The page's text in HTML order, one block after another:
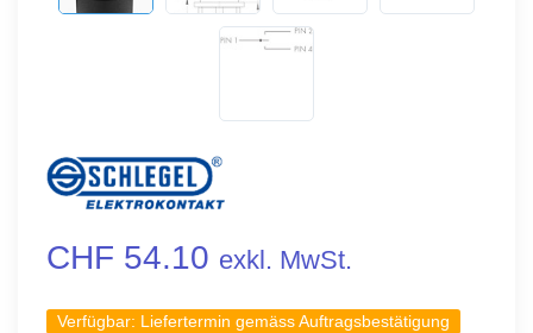
CHF 54.10 exkl. MwSt.
Verfügbar: Liefertermin gemäss Auftragsbestätigung